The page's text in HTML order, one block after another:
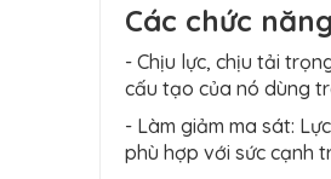
Các chức
- Chịu lực, chịu tải
cấu tạo của nó dùng
- Làm giảm ma sát:
phù hợp với sức cạnh